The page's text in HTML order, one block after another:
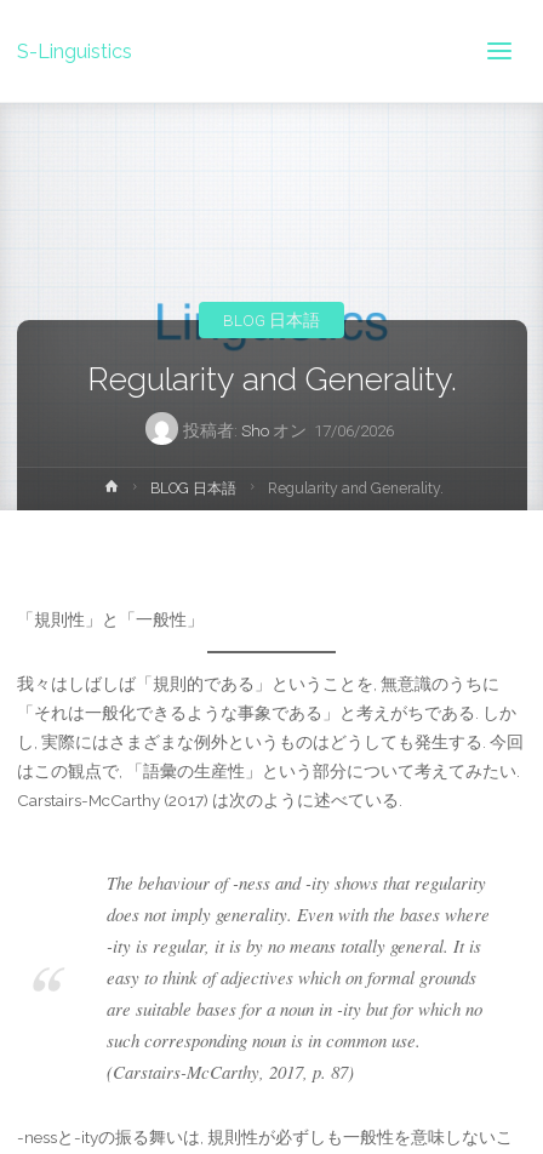
S-Linguistics
Regularity and Generality.
投稿者: Sho オン 17/06/2026
BLOG 日本語
ホ
ー
BLOG 日本語 Regularity and Generality.
「規則性」と「一般性」
我々はしばしば「規則的である」ということを, 無意識のうちに
「それは一般化できるような事象である」と考えがちである. しか
し, 実際にはさまざまな例外というものはどうしても発生する. 今回
はこの観点で, 「語彙の生産性」という部分について考えてみたい.
Carstairs-McCarthy (2017) は次のように述べている.
The behaviour of -ness and -ity shows that regularity
does not imply generality. Even with the bases where
-ity is regular, it is by no means totally general. It is
easy to think of adjectives which on formal grounds
are suitable bases for a noun in -ity but for which no
such corresponding noun is in common use.
(Carstairs-McCarthy, 2017, p. 87)
-nessと-ityの振る舞いは, 規則性が必ずしも一般性を意味しないこ